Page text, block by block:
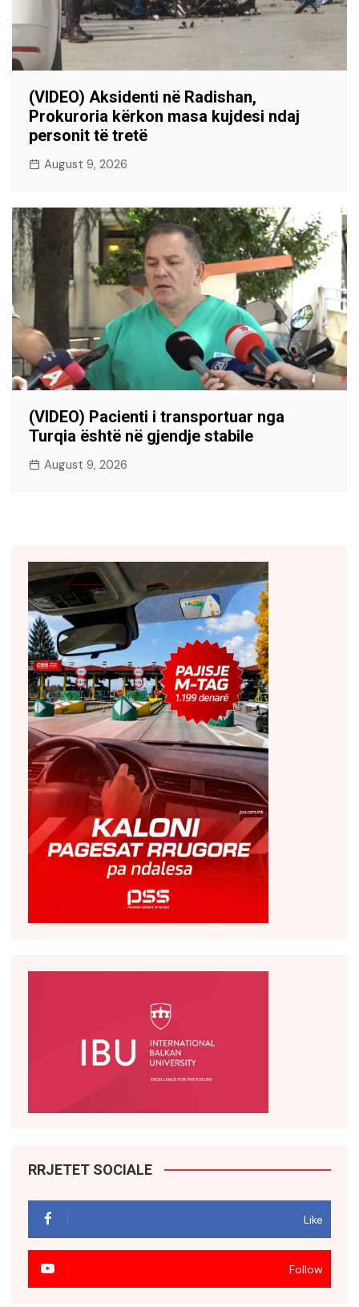
(VIDEO) Aksidenti në Radishan,
Prokuroria kërkon masa kujdesi ndaj
personit të tretë
August 9, 2026
(VIDEO) Pacienti i transportuar nga
Turqia është në gjendje stabile
August 9, 2026
RRJETET SOCIALE
Like
Follow